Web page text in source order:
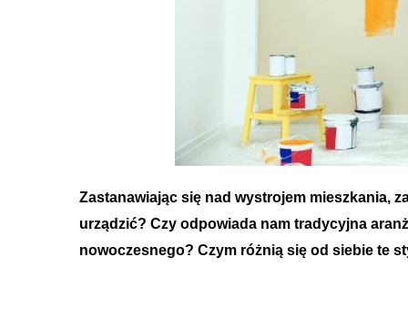
Zastanawiając się nad wystrojem mieszkania,
urządzić? Czy odpowiada nam tradycyjna
nowoczesnego? Czym różnią się od siebie te